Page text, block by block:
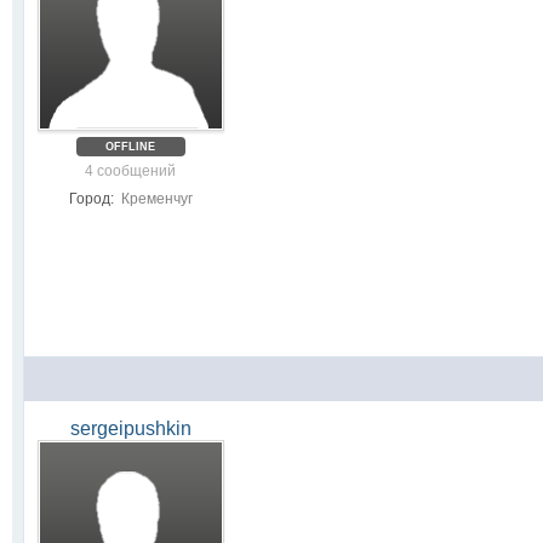
OFFLINE
4 сообщений
Город: Кременчуг
sergeipushkin